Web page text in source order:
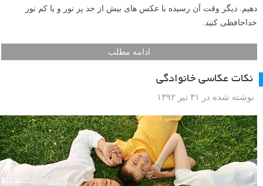
دهیم. دیگر وقت آن رسیده با عکس های بیش از حد پر نور و یا کم نور
خداحافظی کنید.
ادامه مطلب
نکات عکاسی خانوادگی
نوشته شده در ۳۱ تیر ۱۳۹۲